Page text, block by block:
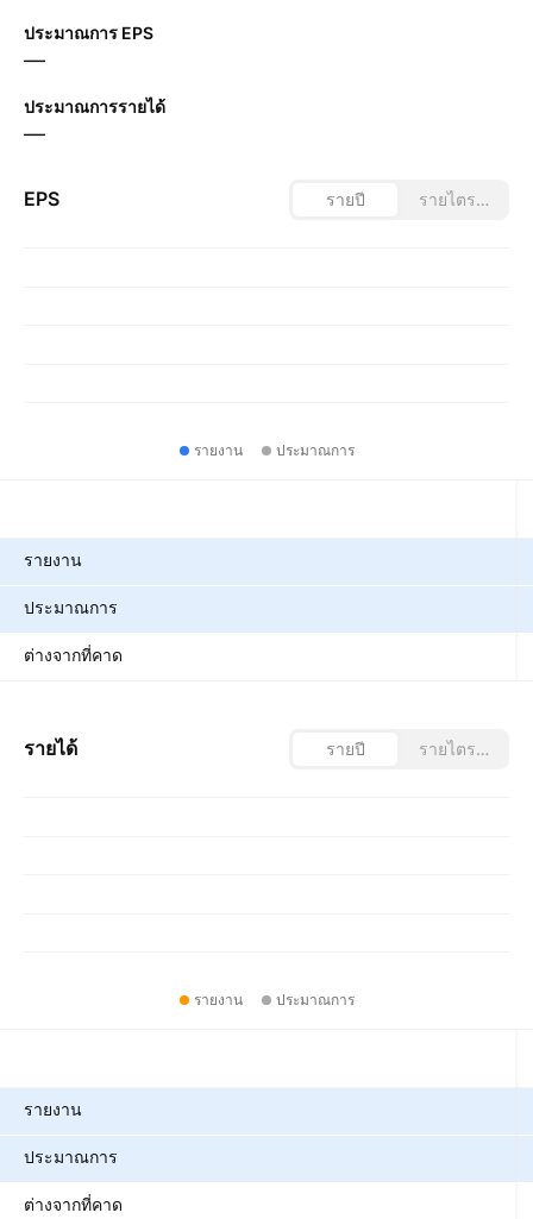
ประมาณการ EPS
—
ประมาณการรายได้
—
EPS รายปี รายไตรมาส
รายงาน ประมาณการ
รายงาน
ประมาณการ
ต่างจากที่คาด
รายได้ รายปี รายไตรมาส
รายงาน ประมาณการ
รายงาน
ประมาณการ
ต่างจากที่คาด